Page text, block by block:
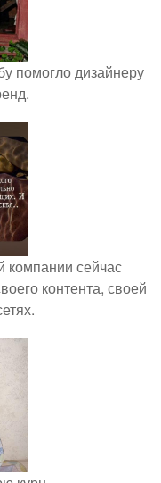
помогло дизайнеру
компании сейчас
контента, своей